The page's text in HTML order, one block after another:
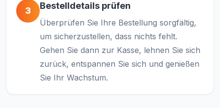
3 Bestelldetails prüfen
Überprüfen Sie Ihre Bestellung sorgfältig,
um sicherzustellen, dass nichts fehlt.
Gehen Sie dann zur Kasse, lehnen Sie sich
zurück, entspannen Sie sich und genießen
Sie Ihr Wachstum.